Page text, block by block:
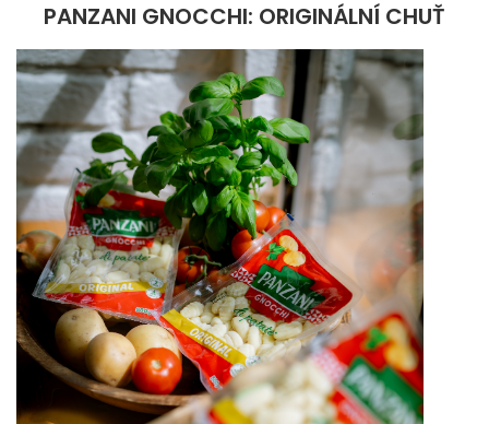
PANZANI GNOCCHI: ORIGINÁLNÍ CHUŤ